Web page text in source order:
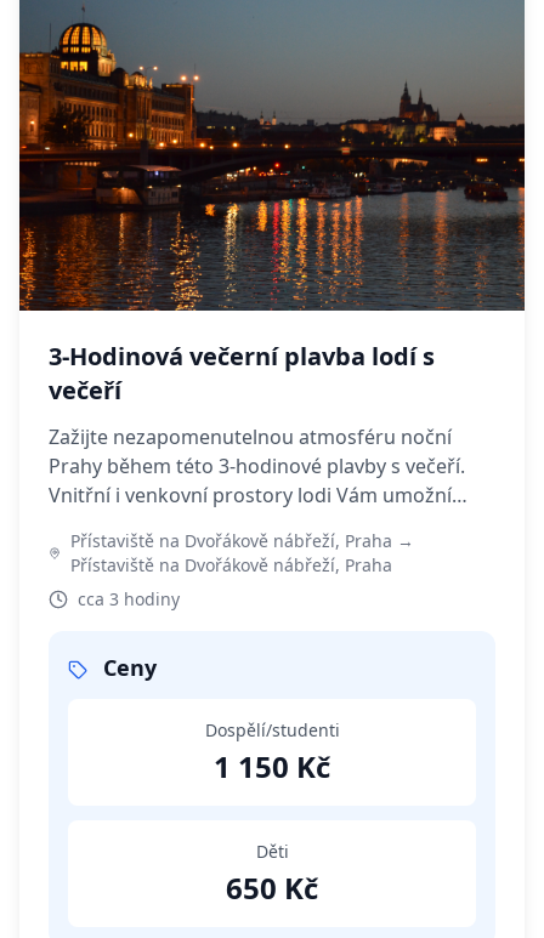
3-Hodinová večerní plavba lodí s
večeří
Zažijte nezapomenutelnou atmosféru noční
Prahy během této 3-hodinové plavby s večeří.
Vnitřní i venkovní prostory lodi Vám umožní
Přístaviště na Dvořákově nábřeží, Praha →
Přístaviště na Dvořákově nábřeží, Praha
cca 3 hodiny
Ceny
Dospělí/studenti
1 150 Kč
Děti
650 Kč